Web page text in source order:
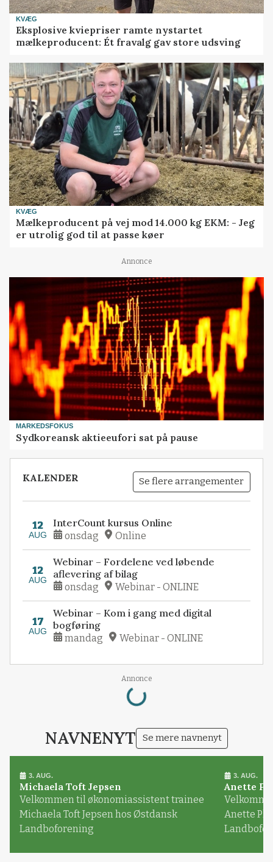
KVÆG
Eksplosive kviepriser ramte nystartet
mælkeproducent: Ét fravalg gav store udsving
KVÆG
Mælkeproducent på vej mod 14.000 kg EKM: - Jeg
er utrolig god til at passe køer
Annonce
MARKEDSFOKUS
Sydkoreansk aktieeufori sat på pause
KALENDER Se flere arrangementer
12
AUG
InterCount kursus Online
onsdag Online
12
AUG
Webinar – Fordelene ved løbende
aflevering af bilag
onsdag Webinar - ONLINE
17
AUG
Webinar – Kom i gang med digital
bogføring
mandag Webinar - ONLINE
Annonce
Loading...
NAVNENYT Se mere navnenyt
3. AUG.
Michaela Toft Jepsen
Velkommen til økonomiassistent trainee
Michaela Toft Jepsen hos Østdansk
Landboforening
3. AUG.
Anette
Anette